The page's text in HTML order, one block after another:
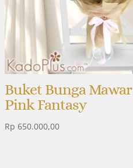
Buket Bunga
Pink Fantasy
Rp 650.000,00